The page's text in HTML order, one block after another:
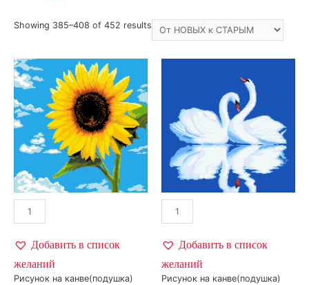
Showing 385–408 of 452 results
Добавить в список
желаний
Рисунок на канве(подушка)
Добавить в список
желаний
Рисунок на канве(подушка)